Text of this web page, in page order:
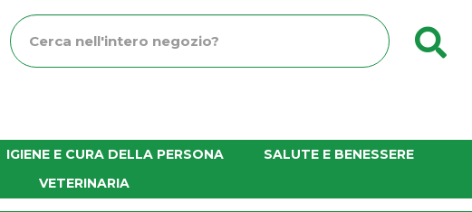
Cerca
Prodotto
IGIENE E CURA DELLA PERSONA
SALUTE E BENESSERE
VETERINARIA